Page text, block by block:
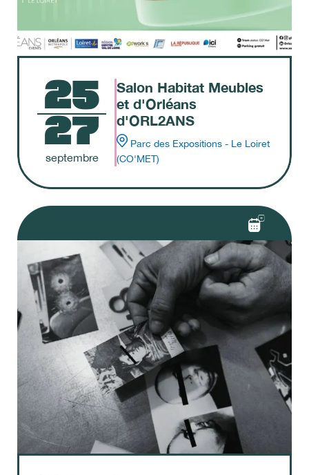
25
27
septembre
Salon Habitat Meubles
et d'Orléans
d'ORL2ANS
Parc des Expositions - Le Loiret
(CO'MET)